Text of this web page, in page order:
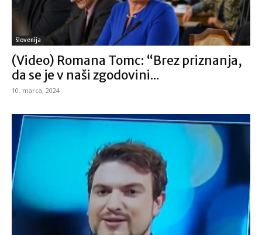
Slovenija
(Video) Romana Tomc: “Brez priznanja,
da se je v naši zgodovini...
10. marca, 2024